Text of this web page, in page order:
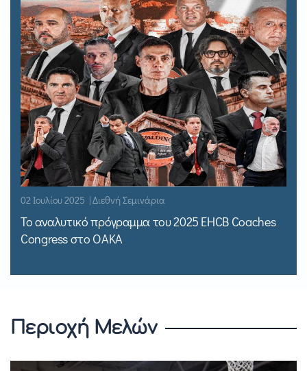
02 Ιουλίου 2025 | Διεθνή Σεμινάρια
Το αναλυτικό πρόγραμμα του 2025 EHCB Coaches
Congress στο ΟΑΚΑ
Περιοχή Μελών